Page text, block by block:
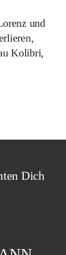
und
Kolibri,
Dich